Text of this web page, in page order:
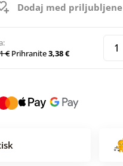
Dodaj med priljubljene
€ Prihranite3,38 €